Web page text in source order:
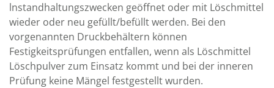
lnstandhaltungszwecken geöffnet oder mit Löschmittel
wieder oder neu gefüllt/befüllt werden. Bei den
vorgenannten Druckbehältern können
Festigkeitsprüfungen entfallen, wenn als Löschmittel
Löschpulver zum Einsatz kommt und bei der inneren
Prüfung keine Mängel festgestellt wurden.